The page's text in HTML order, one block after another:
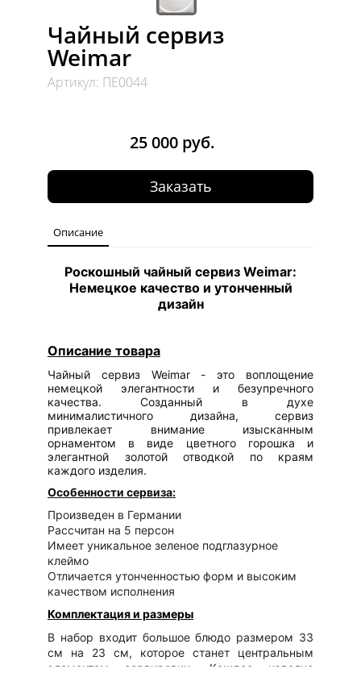
Чайный сервиз
Weimar
Артикул: ПЕ0044
25 000 руб.
Заказать
Описание
Роскошный чайный сервиз Weimar:
Немецкое качество и утонченный
дизайн
Описание товара
Чайный сервиз Weimar - это воплощение
немецкой элегантности и безупречного
качества. Созданный в духе
минималистичного дизайна, сервиз
привлекает внимание изысканным
орнаментом в виде цветного горошка и
элегантной золотой отводкой по краям
каждого изделия.
Особенности сервиза:
Произведен в Германии
Рассчитан на 5 персон
Имеет уникальное зеленое подглазурное
клеймо
Отличается утонченностью форм и высоким
качеством исполнения
Комплектация и размеры
В набор входит большое блюдо размером 33
см на 23 см, которое станет центральным
элементом сервировки. Каждое изделие